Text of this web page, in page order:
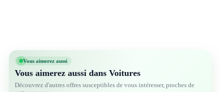
Vous aimerez aussi
Vous aimerez aussi dans Voitures
Découvrez d'autres offres susceptibles de vous intéresser, proches de